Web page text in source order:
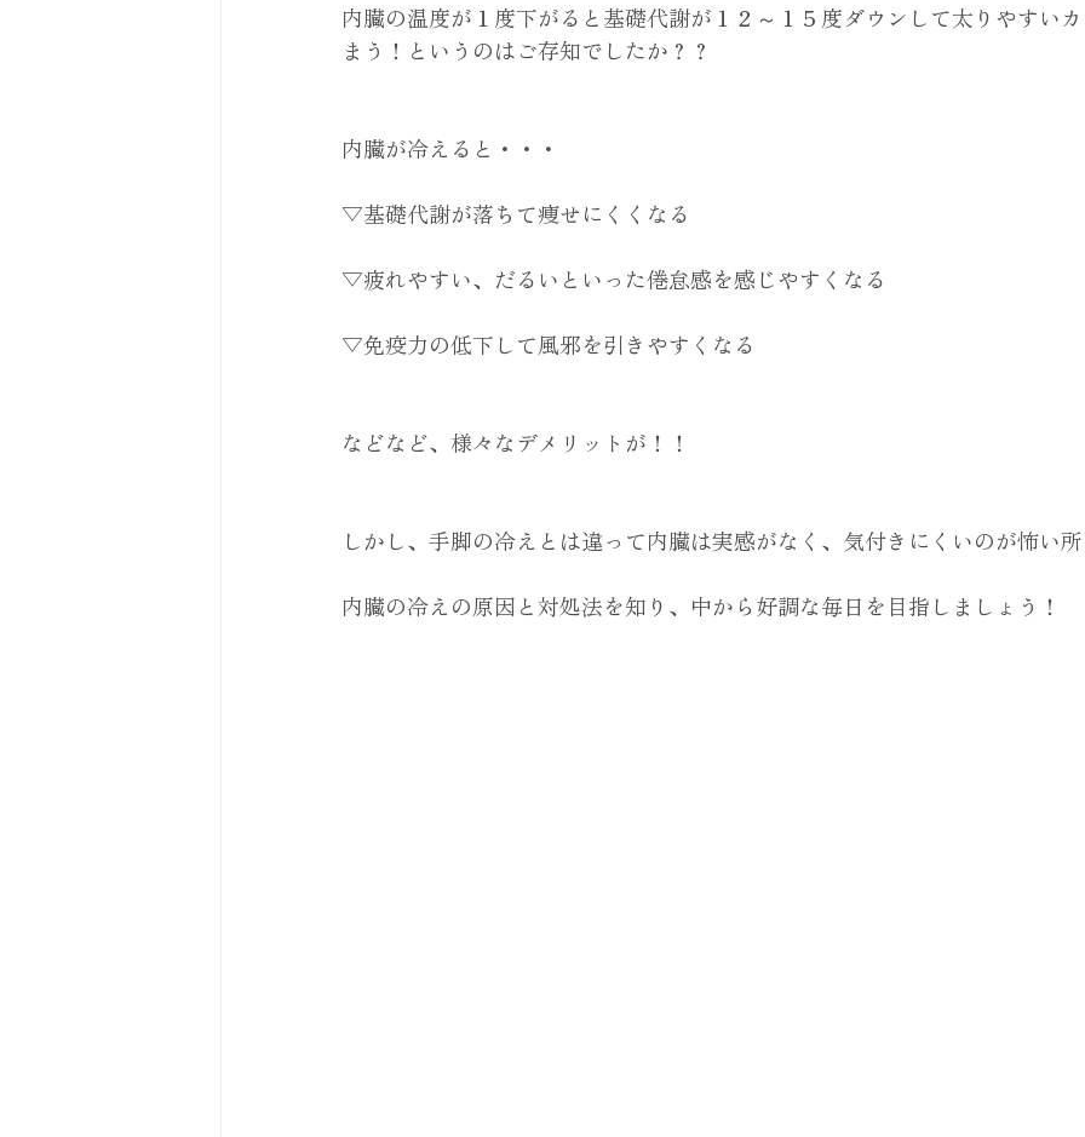
内臓の温度が１度下がると基礎代謝が１２～１５度ダウンして太りやすい
まう！というのはご存知でしたか？？
内臓が冷えると・・・
▽基礎代謝が落ちて痩せにくくなる
▽疲れやすい、だるいといった倦怠感を感じやすくなる
▽免疫力の低下して風邪を引きやすくなる
などなど、様々なデメリットが！！
しかし、手脚の冷えとは違って内臓は実感がなく、気付きにくいのが怖い
内臓の冷えの原因と対処法を知り、中から好調な毎日を目指しましょう！